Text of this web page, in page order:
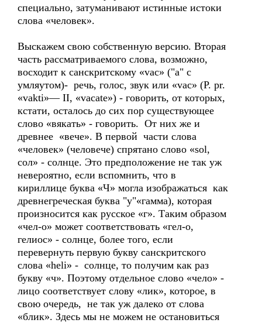
специально, затуманивают истинные истоки
слова «человек».
Выскажем свою собственную версию. Вторая
часть рассматриваемого слова, возможно,
восходит к санскритскому «vac» ("а" с
умляутом)- речь, голос, звук или «vac» (P. pr.
«vakti»— II, «vacate») - говорить, от которых,
кстати, осталось до сих пор существующее
слово «вякать» - говорить. От них же и
древнее «вече». В первой части слова
«человек» (человече) спрятано слово «sol,
сoл» - солнце. Это предположение не так уж
невероятно, если вспомнить, что в
кириллице буква «Ч» могла изображаться как
древнегреческая буква "y"«гамма), которая
произносится как русское «г». Таким образом
«чел-о» может соответствовать «гел-о,
гелиос» - солнце, более того, если
перевернуть первую букву санскритского
слова «heli» - солнце, то получим как раз
букву «ч». Поэтому отдельное слово «чело» -
лицо соответствует слову «лик», которое, в
свою очередь, не так уж далеко от слова
«блик». Здесь мы не можем не остановиться